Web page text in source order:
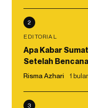
2
EDITORIAL
Apa Kabar
Setelah
Risma Azhari 1
3